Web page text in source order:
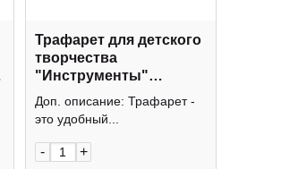
Трафарет для детского
творчества
"Инструменты"
16*20см 10С 569-08 Луч
Доп. описание: Трафарет -
это удобный...
- +